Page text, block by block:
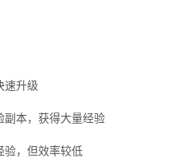
速升级
副本，获得大量经验
验，但效率较低